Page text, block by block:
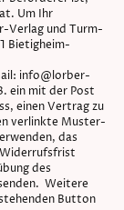
Um Ihr
Verlag und Turm-
Bietigheim-
info@lorber-
ein mit der Post
einen Vertrag zu
verlinkte Muster-
das
des
Weitere
Button